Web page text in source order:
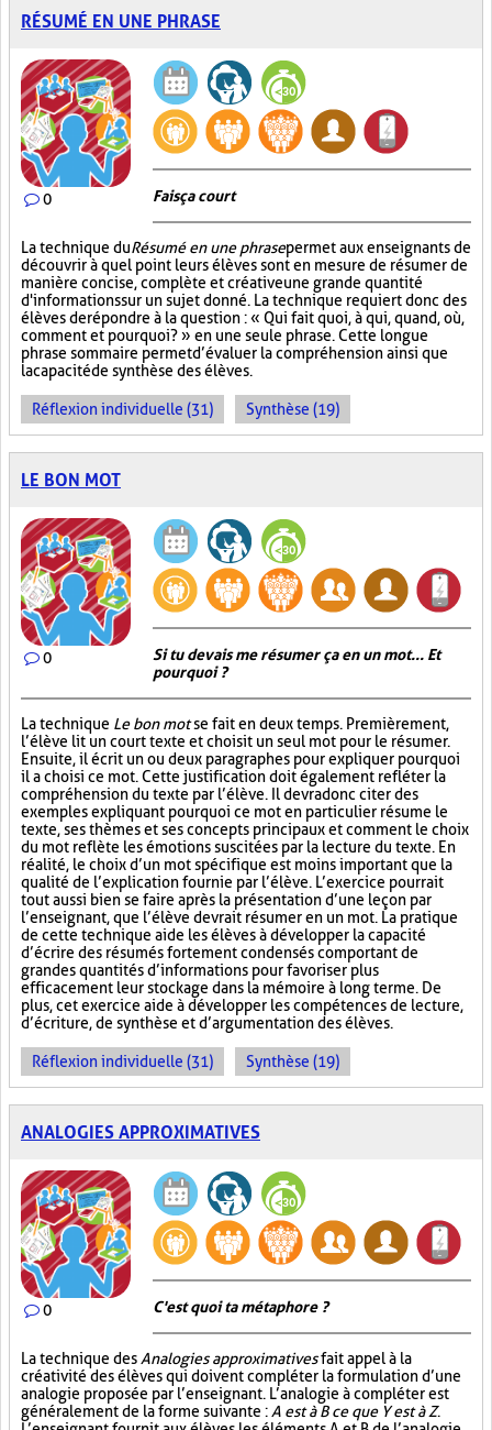
RÉSUMÉ EN UNE PHRASE
0 Fais ça court
La technique duRésumé en une phrasepermet aux enseignants de
découvrir à quel point leurs élèves sont en mesure de résumer de
manière concise, complète et créative une grande quantité
d'informations sur un sujet donné. La technique requiert donc des
élèves de répondre à la question : « Qui fait quoi, à qui, quand, où,
comment et pourquoi? » en une seule phrase. Cette longue
phrase sommaire permet d’évaluer la compréhension ainsi que
la capacité de synthèse des élèves.
Réflexion individuelle (31) Synthèse (19)
LE BON MOT
0
Si tu devais me résumer ça en un mot... Et
pourquoi ?
La technique Le bon motse fait en deux temps. Premièrement,
l’élève lit un court texte et choisit un seul mot pour le résumer.
Ensuite, il écrit un ou deux paragraphes pour expliquer pourquoi
il a choisi ce mot. Cette justification doit également refléter la
compréhension du texte par l’élève. Il devra donc citer des
exemples expliquant pourquoi ce mot en particulier résume le
texte, ses thèmes et ses concepts principaux et comment le choix
du mot reflète les émotions suscitées par la lecture du texte. En
réalité, le choix d’un mot spécifique est moins important que la
qualité de l’explication fournie par l’élève. L’exercice pourrait
tout aussi bien se faire après la présentation d’une leçon par
l’enseignant, que l’élève devrait résumer en un mot. La pratique
de cette technique aide les élèves à développer la capacité
d’écrire des résumés fortement condensés comportant de
grandes quantités d’informations pour favoriser plus
efficacement leur stockage dans la mémoire à long terme. De
plus, cet exercice aide à développer les compétences de lecture,
d’écriture, de synthèse et d’argumentation des élèves.
Réflexion individuelle (31) Synthèse (19)
ANALOGIES APPROXIMATIVES
0 C'est quoi ta métaphore ?
La technique des Analogies approximativesfait appel à la
créativité des élèves qui doivent compléter la formulation d’une
analogie proposée par l’enseignant. L’analogie à compléter est
généralement de la forme suivante : A est à B ce que Y est à Z.